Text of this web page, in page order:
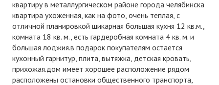
квартиру в металлургическом районе города челябинска
квартира ухоженная, как на фото, очень теплая, с
отличной планировкой шикарная большая кухня 12 кв.м.,
комната 18 кв. м., есть гардеробная комната 4 кв. м. и
большая лоджия.в подарок покупателям остается
кухонный гарнитур, плита, вытяжка, детская кровать,
прихожая.дом имеет хорошее расположение рядом
расположены остановки общественного транспорта,